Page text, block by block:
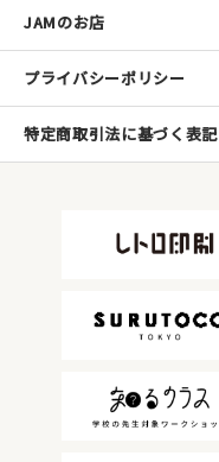
JAMのお店
プライバシーポリシー
特定商取引法に基づく表記